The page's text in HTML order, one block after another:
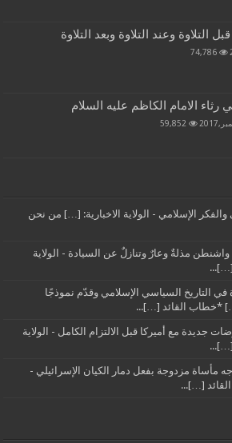
التلاوة وعند التلاوة وبعد التلاوة
74,786
رثاء الامام الكاظم عليه السلام
59,852
الإسلامي - الولاية الاخبارية: […] من نحن
مذلةٌ وعارٌ وتنازلٌ عن السيادة - الولاية
[…]...
في التاريخ السياسي الإسلامي وقدّم نموذجًا
[…] *خطاب القائد […]...
جديدة مع أميركا قبل الالتزام الكامل - الولاية
[…]...
مأساة مزدوجة بفعل دمار الكيان الإسرائيلي -
[…]...